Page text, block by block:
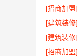
[招商加盟]
[建筑装修]
[建筑装修]
[招商加盟]